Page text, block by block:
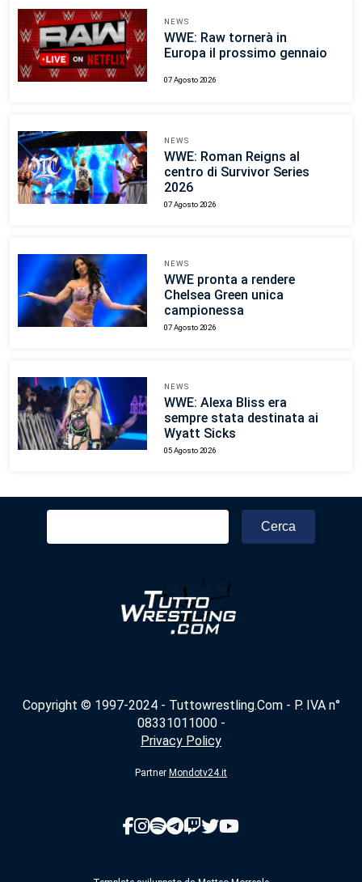
NEWS
WWE: Raw tornerà in
Europa il prossimo gennaio
07 Agosto 2026
NEWS
WWE: Roman Reigns al
centro di Survivor Series
2026
07 Agosto 2026
NEWS
WWE pronta a rendere
Chelsea Green unica
campionessa
07 Agosto 2026
NEWS
WWE: Alexa Bliss era
sempre stata destinata ai
Wyatt Sicks
05 Agosto 2026
Ricerca
Copyright © 1997-2024 - Tuttowrestling.Com - P. IVA n°
08331011000 -
Privacy Policy
Partner Mondotv24.it